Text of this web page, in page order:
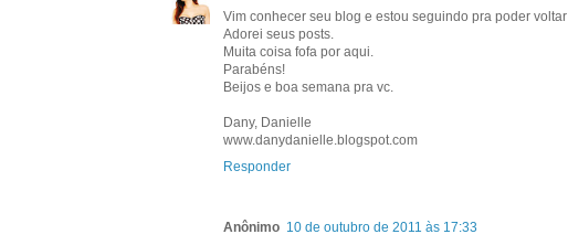
Vim conhecer seu blog e estou seguindo pra poder
Adorei seus posts.
Muita coisa fofa por aqui.
Parabéns!
Beijos e boa semana pra vc.
Dany, Danielle
www.danydanielle.blogspot.com
Responder
Anônimo 10 de outubro de 2011 às 17:33